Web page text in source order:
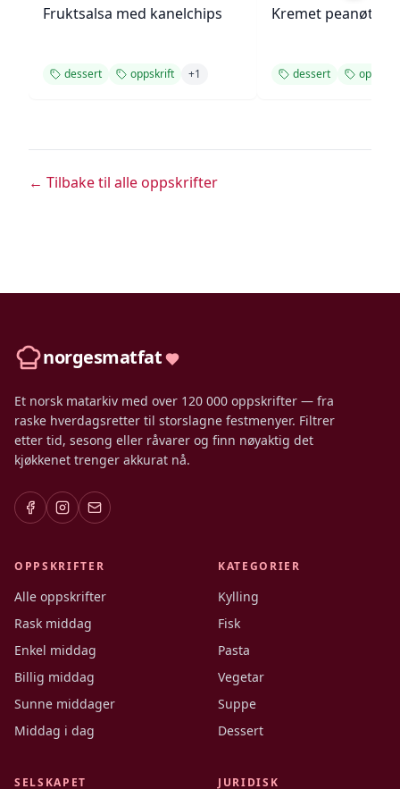
Fruktsalsa med kanelchips
dessert oppskrift +1
Kremet
dessert
← Tilbake til alle oppskrifter
norgesmatfat
Et norsk matarkiv med over 120 000 oppskrifter — fra
raske hverdagsretter til storslagne festmenyer. Filtrer
etter tid, sesong eller råvarer og finn nøyaktig det
kjøkkenet trenger akkurat nå.
OPPSKRIFTER
Alle oppskrifter
Rask middag
Enkel middag
Billig middag
Sunne middager
Middag i dag
KATEGORIER
Kylling
Fisk
Pasta
Vegetar
Suppe
Dessert
SELSKAPET JURIDISK